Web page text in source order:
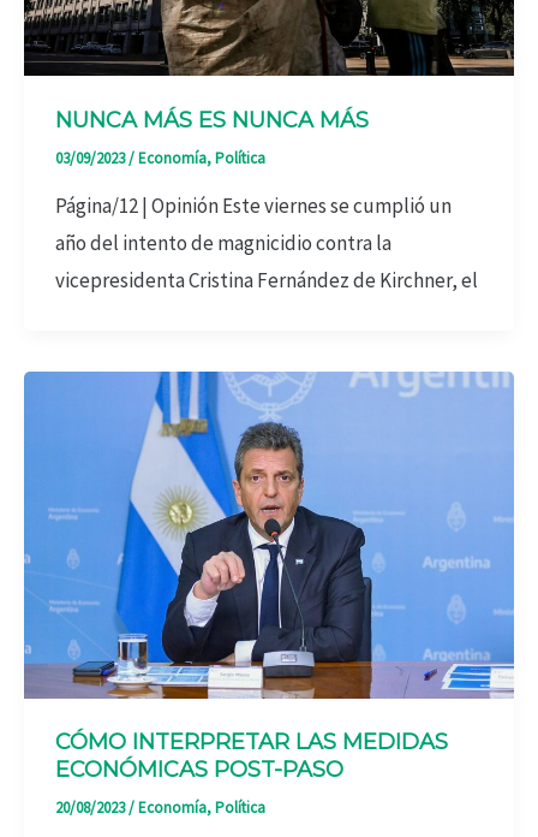
NUNCA MÁS ES NUNCA MÁS
03/09/2023/Economía,Política
Página/12 | Opinión Este viernes se cumplió un
año del intento de magnicidio contra la
vicepresidenta Cristina Fernández de Kirchner, el
CÓMO INTERPRETAR LAS MEDIDAS
ECONÓMICAS POST-PASO
20/08/2023/Economía,Política